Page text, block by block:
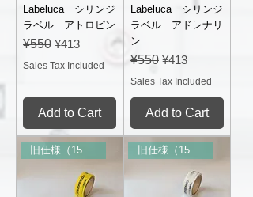
Labeluca シリンジ
ラベル アトロピン
Regular Price
¥550 Sale Price
¥413
Sales Tax Included
Add to Cart
Labeluca シリンジ
ラベル アドレナリ
ン
Regular Price
¥550 Sale Price
¥413
Sales Tax Included
Add to Cart